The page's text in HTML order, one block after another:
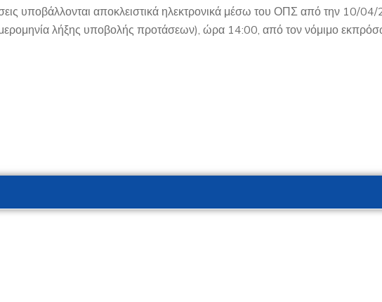
υποβάλλονται αποκλειστικά ηλεκτρονικά μέσω του ΟΠΣ από την 10/
λήξης υποβολής προτάσεων), ώρα 14:00, από τον νόμιμο